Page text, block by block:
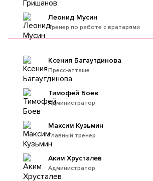
Тренер по работе с вратарями
Леонид Мусин
Пресс-атташе
Ксения Багаутдинова
Администратор
Тимофей Боев
Главный тренер
Максим Кузьмин
Администратор
Аким Хрусталев